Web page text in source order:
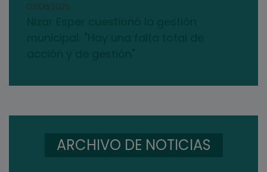
03/08/2026
ARCHIVO DE NOTICIAS